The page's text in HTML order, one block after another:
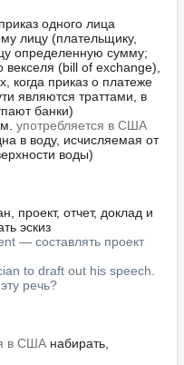
одного лица
лицу (плательщику,
определенную сумму;
(bill of exchange),
когда приказ о платеже
являются траттами, в
банки)
употребляется в США
в воду, исчисляемая от
воды)
проект, отчет, доклад и
эскиз
— составлять проект
to draft out his speech.
речь?
в США набирать,